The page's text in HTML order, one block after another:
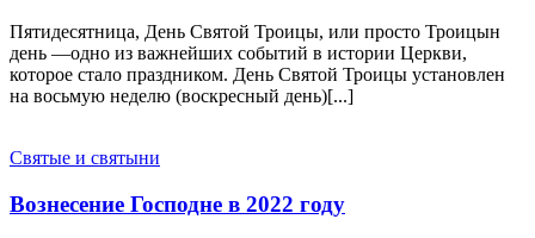
Пятидесятница, День Святой Троицы, или просто Троицын
день —одно из важнейших событий в истории Церкви,
которое стало праздником. День Святой Троицы установлен
на восьмую неделю (воскресный день)[...]
Святые и святыни
Вознесение Господне в 2022 году